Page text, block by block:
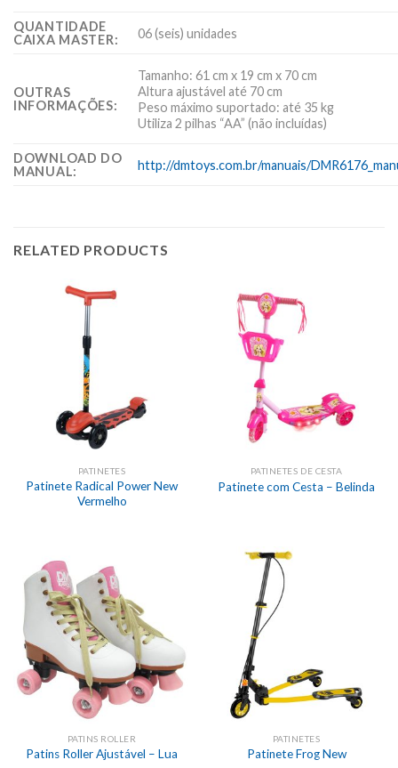
QUANTIDADE
CAIXA MASTER:
06 (seis) unidades
OUTRAS
INFORMAÇÕES:
Tamanho: 61 cm x 19 cm x 70 cm
Altura ajustável até 70 cm
Peso máximo suportado: até 35 kg
Utiliza 2 pilhas “AA” (não incluídas)
DOWNLOAD DO
MANUAL:
http://dmtoys.com.br/manuais/
RELATED PRODUCTS
PATINETES
Patinete Radical Power New
Vermelho
PATINETES DE CESTA
Patinete com Cesta – Belinda
PATINS ROLLER
Patins Roller Ajustável – Lua
PATINETES
Patinete Frog New